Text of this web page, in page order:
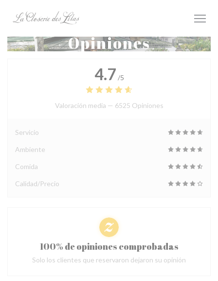
Opiniones
4.7 /5
Valoración media — 6525 Opiniones
Servicio
Ambiente
Comida
Calidad/Precio
100% de opiniones comprobadas
Solo los clientes que reservaron dejaron su opinión